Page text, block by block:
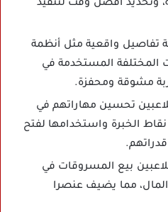
وتحديد أفضل وقت لتنفيذ
تفاصيل واقعية مثل أنظمة
المختلفة المستخدمة في
مشوقة ومحفزة.
تحسين مهاراتهم في
الخبرة واستخدامها لفتح
بيع المسروقات في
مما يضيف عنصرا